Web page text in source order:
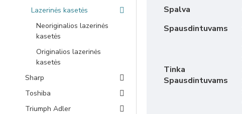
Lazerinės kasetės
Neoriginalios lazerinės
kasetės
Originalios lazerinės
kasetės
Sharp
Toshiba
Triumph Adler
Spalva
Spausdintuvams
Tinka
Spausdintuvams